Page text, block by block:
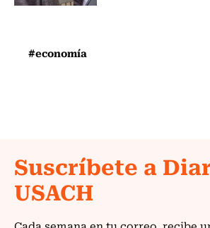
#economía